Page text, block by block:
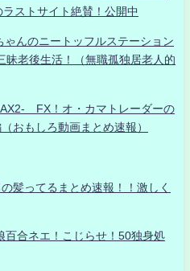
ストサイト絶賛！公開中
んのニートッフルステーション
昧老後生活！（無職孤独居老人的
FX！オ・カマトレーダーの
おもしろ動画まとめ速報）
髪ってるまとめ速報！！激しく
百合ネエ！こじらせ！50独身処